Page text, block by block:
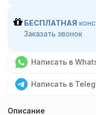
БЕСПЛАТНАЯ
Заказать звонок
Написать в
Написать в
Описание